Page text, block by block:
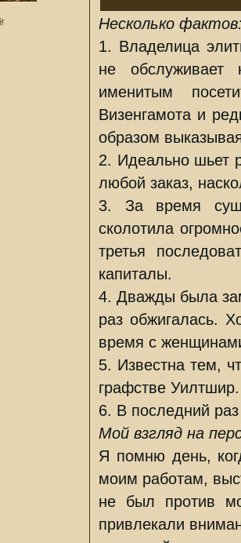
Несколько
1. Владелица
не
именитым
Визенгамота и
образом
2. Идеально шьет
любой заказ,
3. За время
сколотила
третья
капиталы.
4. Дважды была
раз обжигалась.
время с
5. Известна тем,
графстве Уилтшир.
6. В последний
Мой взгляд на
Я помню день,
моим работам,
не был против
привлекали